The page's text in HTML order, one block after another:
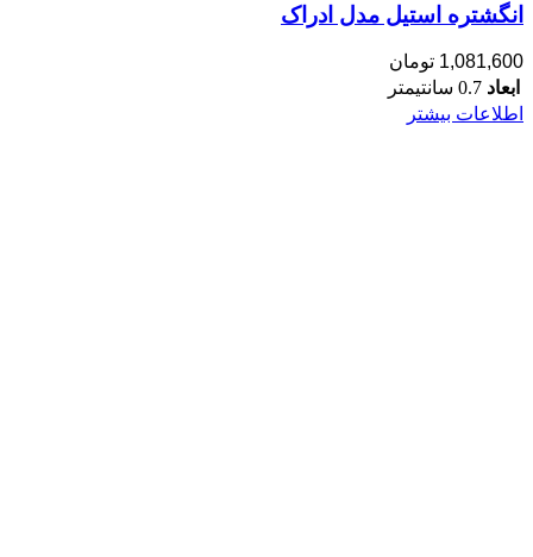
انگشتره استیل مدل ادراک
1,081,600 تومان
ابعاد 0.7 سانتیمتر
اطلاعات بیشتر